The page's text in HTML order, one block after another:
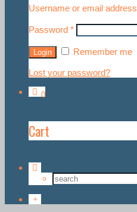
Username or email address
Password *
Remember me
Lost your password?
0
Cart